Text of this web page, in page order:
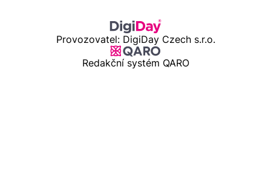
Provozovatel: DigiDay Czech s.r.o.
Redakční systém QARO